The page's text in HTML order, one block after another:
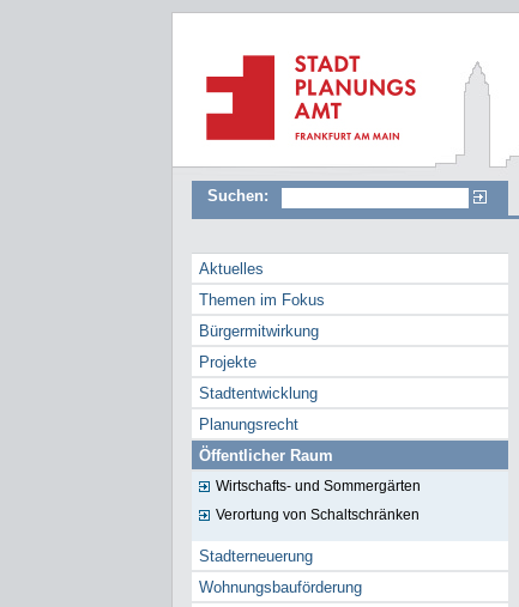
Suchen:
Aktuelles
Themen im Fokus
Bürgermitwirkung
Projekte
Stadtentwicklung
Planungsrecht
Öffentlicher Raum
Wirtschafts- und Sommergärten
Verortung von Schaltschränken
Stadterneuerung
Wohnungsbauförderung